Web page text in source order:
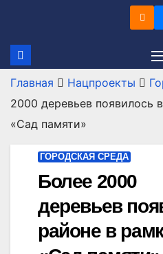
содержимому
Главная Нацпроекты
2000 деревьев появилось
«Сад памяти»
ГОРОДСКАЯ СРЕДА
Более 2000
деревьев
районе в